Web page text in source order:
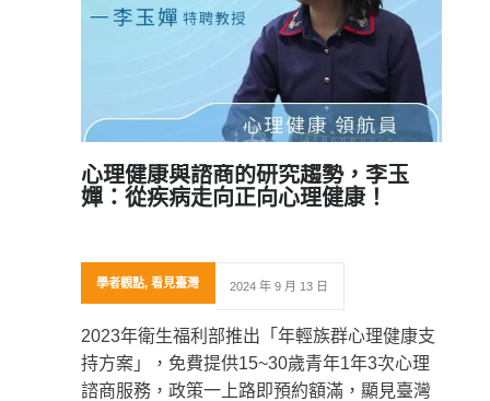
心理健康與諮商的研究趨勢，李玉
嬋：從疾病走向正向心理健康！
學者觀點, 看見臺灣 2024 年 9 月 13 日
2023年衛生福利部推出「年輕族群心理健康支
持方案」，免費提供15~30歲青年1年3次心理
諮商服務，政策一上路即預約額滿，顯見臺灣